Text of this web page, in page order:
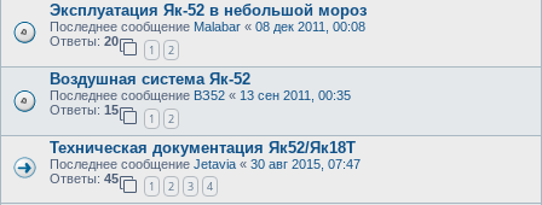
Эксплуатация Як-52 в небольшой мороз
Последнее сообщение Malabar « 08 дек 2011, 00:08
Ответы: 20
1 2
Воздушная система Як-52
Последнее сообщение ВЗ52 « 13 сен 2011, 00:35
Ответы: 15
1 2
Техническая документация Як52/Як18Т
Последнее сообщение Jetavia « 30 авг 2015, 07:47
Ответы: 45
1 2 3 4